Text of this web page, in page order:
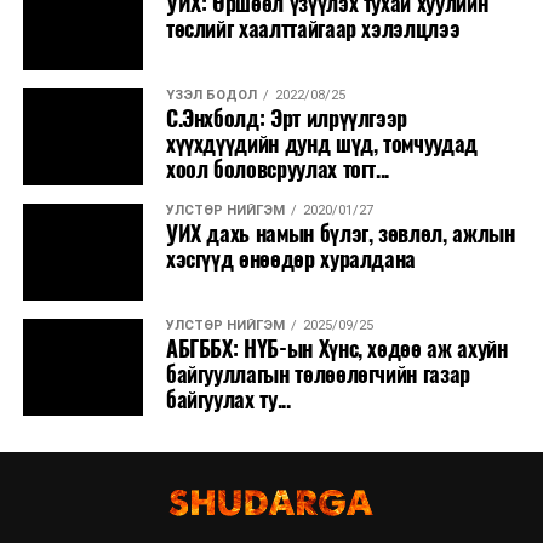
төслийг хаалттайгаар хэлэлцлээ
ҮЗЭЛ БОДОЛ 2022/08/25
С.Энхболд: Эрт илрүүлгээр
хүүхдүүдийн дунд шүд, томчуудад
хоол боловсруулах тогт...
УЛСТӨР НИЙГЭМ 2020/01/27
УИХ дахь намын бүлэг, зөвлөл, ажлын
хэсгүүд өнөөдөр хуралдана
УЛСТӨР НИЙГЭМ 2025/09/25
АБГББХ: НҮБ-ын Хүнс, хөдөө аж ахуйн
байгууллагын төлөөлөгчийн газар
байгуулах ту...